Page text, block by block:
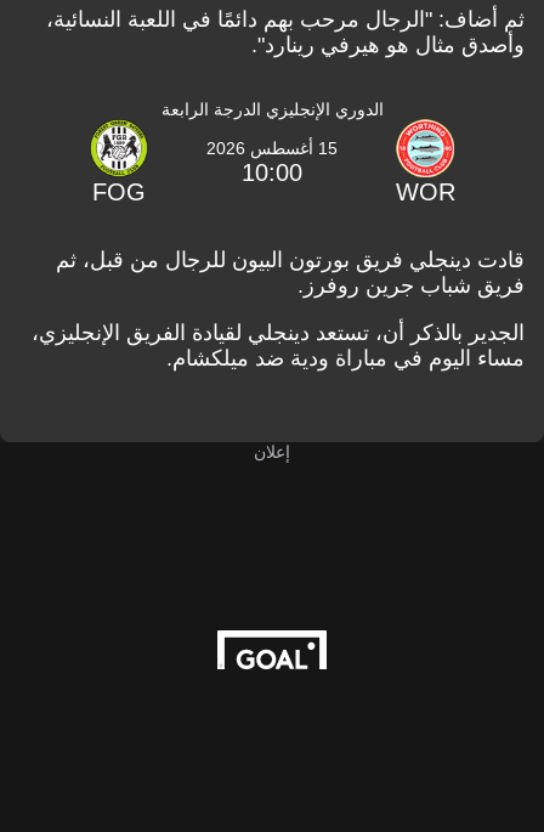
ثم أضاف: "الرجال مرحب بهم دائمًا في اللعبة النسائية،
وأصدق مثال هو هيرفي رينارد".
الدوري الإنجليزي الدرجة الرابعة
WOR
15 أغسطس 2026
10:00
FOG
قادت دينجلي فريق بورتون البيون للرجال من قبل، ثم
فريق شباب جرين روفرز.
الجدير بالذكر أن، تستعد دينجلي لقيادة الفريق الإنجليزي،
مساء اليوم في مباراة ودية ضد ميلكشام.
إعلان